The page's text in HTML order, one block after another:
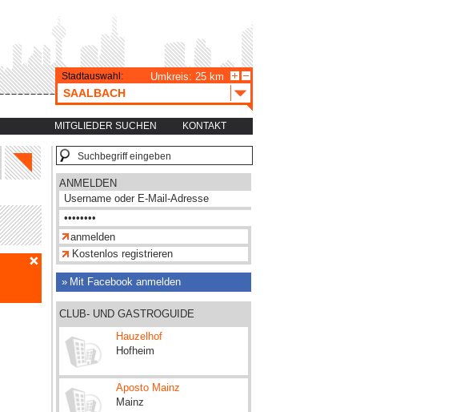
MITGLIEDER SUCHEN KONTAKT
Stadtauswahl: Umkreis: 25 km
SAALBACH
ANMELDEN
Kostenlos registrieren
Mit Facebook anmelden
CLUB- UND GASTROGUIDE
Hauzelhof
Hofheim
Aposto Mainz
Mainz